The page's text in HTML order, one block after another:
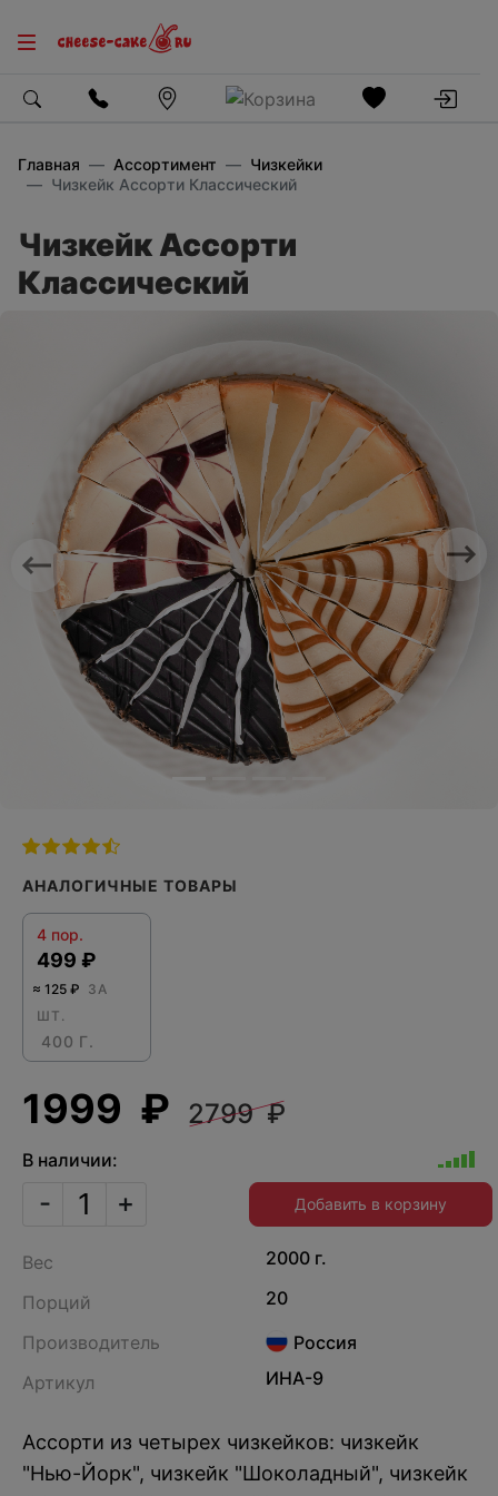
Главная Ассортимент
Чизкейки
Чизкейк Ассорти Классический
Чизкейк Ассорти
Классический
Previous
АНАЛОГИЧНЫЕ ТОВАРЫ
4 пор.
499 ₽
≈ 125 ₽ ЗА
ШТ.
400 Г.
1999 ₽ 2799 ₽
В наличии:
- + Добавить в корзину
Вес
2000 г.
Порций
20
Производитель
Россия
Артикул
ИНА-9
Ассорти из четырех чизкейков: чизкейк
"Нью-Йорк", чизкейк "Шоколадный", чизкейк